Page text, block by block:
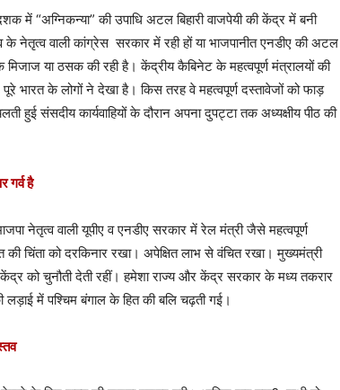
में “अग्निकन्या” की उपाधि अटल बिहारी वाजपेयी की केंद्र में बनी
के नेतृत्व वाली कांग्रेस सरकार में रही हों या भाजपानीत एनडीए की अटल
मिजाज या ठसक की रही है। केंद्रीय कैबिनेट के महत्वपूर्ण मंत्रालयों की
भारत के लोगों ने देखा है। किस तरह वे महत्वपूर्ण दस्तावेजों को फाड़
संसदीय कार्यवाहियों के दौरान अपना दुपट्टा तक अध्यक्षीय पीठ की
गर्व है
नेतृत्व वाली यूपीए व एनडीए सरकार में रेल मंत्री जैसे महत्वपूर्ण
चिंता को दरकिनार रखा। अपेक्षित लाभ से वंचित रखा। मुख्यमंत्री
को चुनौती देती रहीं। हमेशा राज्य और केंद्र सरकार के मध्य तकरार
में पश्चिम बंगाल के हित की बलि चढ़ती गई।